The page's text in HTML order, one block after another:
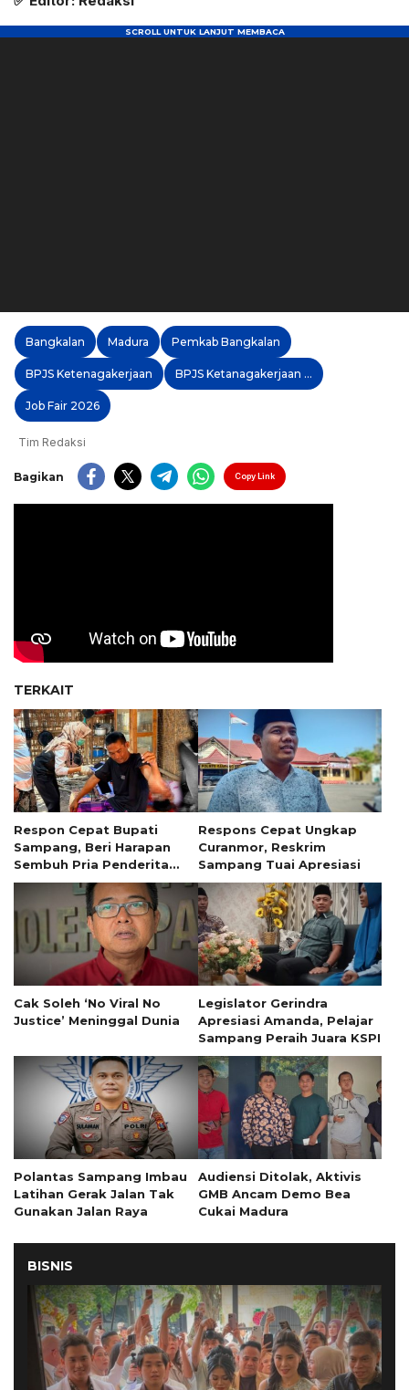
Bangkalan Madura Pemkab Bangkalan
BPJS Ketenagakerjaan BPJS Ketanagakerjaan Madura
Job Fair 2026
Tim Redaksi
Bagikan Copy Link
TERKAIT
Respon Cepat Bupati
Sampang, Beri Harapan
Sembuh Pria Penderita
Tumor 13 Tahun
Respons Cepat Ungkap
Curanmor, Reskrim
Sampang Tuai Apresiasi
Cak Soleh ‘No Viral No
Justice’ Meninggal Dunia
Legislator Gerindra
Apresiasi Amanda, Pelajar
Sampang Peraih Juara KSPI
Polantas Sampang Imbau
Latihan Gerak Jalan Tak
Gunakan Jalan Raya
Audiensi Ditolak, Aktivis
GMB Ancam Demo Bea
Cukai Madura
BISNIS